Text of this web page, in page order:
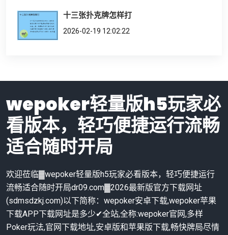
十三张扑克牌怎样打
2026-02-19 12:02:22
wepoker轻量版h5玩家必
看版本，轻巧便捷运行流畅
适合随时开局
欢迎莅临▓wepoker轻量版h5玩家必看版本，轻巧便捷运行
流畅适合随时开局dr09.com▓2026最新版官方下载网址
(sdmsdzkj.com)以下简称：wepoker安卓下载,wepoker苹果
下载APP下载网址是多少✔全站,全称:wepoker官网,多样
Poker玩法,官网下载地址,安卓版和苹果版下载,畅快牌局尽情